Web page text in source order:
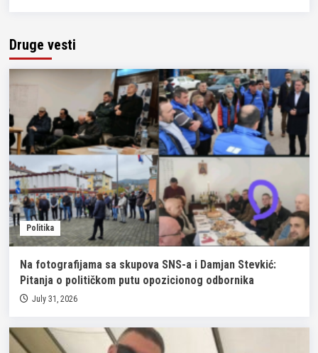
Druge vesti
Politika
Na fotografijama sa skupova SNS-a i Damjan Stevkić:
Pitanja o političkom putu opozicionog odbornika
July 31, 2026